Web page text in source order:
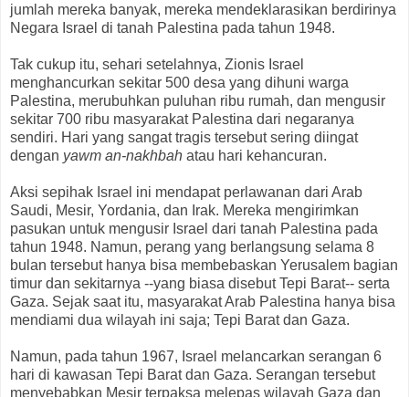
jumlah mereka banyak, mereka mendeklarasikan berdirinya
Negara Israel di tanah Palestina pada tahun 1948.
Tak cukup itu, sehari setelahnya, Zionis Israel
menghancurkan sekitar 500 desa yang dihuni warga
Palestina, merubuhkan puluhan ribu rumah, dan mengusir
sekitar 700 ribu masyarakat Palestina dari negaranya
sendiri. Hari yang sangat tragis tersebut sering diingat
dengan yawm an-nakhbah atau hari kehancuran.
Aksi sepihak Israel ini mendapat perlawanan dari Arab
Saudi, Mesir, Yordania, dan Irak. Mereka mengirimkan
pasukan untuk mengusir Israel dari tanah Palestina pada
tahun 1948. Namun, perang yang berlangsung selama 8
bulan tersebut hanya bisa membebaskan Yerusalem bagian
timur dan sekitarnya --yang biasa disebut Tepi Barat-- serta
Gaza. Sejak saat itu, masyarakat Arab Palestina hanya bisa
mendiami dua wilayah ini saja; Tepi Barat dan Gaza.
Namun, pada tahun 1967, Israel melancarkan serangan 6
hari di kawasan Tepi Barat dan Gaza. Serangan tersebut
menyebabkan Mesir terpaksa melepas wilayah Gaza dan